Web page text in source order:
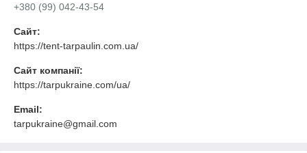
+380 (99) 042-43-54
Сайт:
https://tent-tarpaulin.com.ua/
Сайт компанії:
https://tarpukraine.com/ua/
Email:
tarpukraine@gmail.com